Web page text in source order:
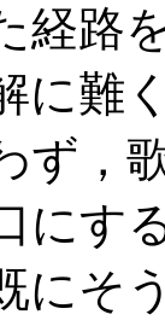
経路
に難
ず，
にす
にそ